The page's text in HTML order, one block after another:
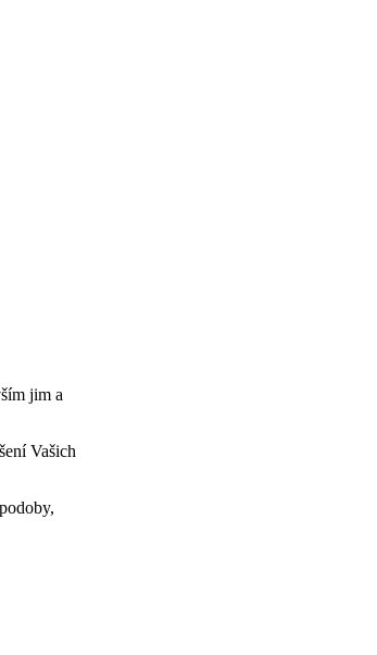
jim a
Vašich